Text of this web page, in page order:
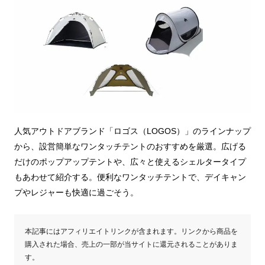
人気アウトドアブランド「ロゴス（LOGOS）」のラインナップ
から、設営簡単なワンタッチテントのおすすめを厳選。広げる
だけのポップアップテントや、広々と使えるシェルタータイプ
もあわせて紹介する。便利なワンタッチテントで、デイキャン
プやレジャーも快適に過ごそう。
本記事にはアフィリエイトリンクが含まれます。リンクから商品を
購入された場合、売上の一部が当サイトに還元されることがありま
す。